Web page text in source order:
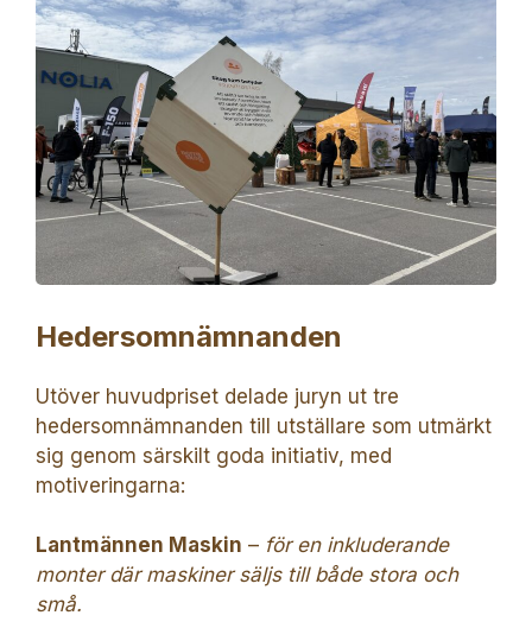
Hedersomnämnanden
Utöver huvudpriset delade juryn ut tre
hedersomnämnanden till utställare som utmärkt
sig genom särskilt goda initiativ, med
motiveringarna:
Lantmännen Maskin – för en inkluderande
monter där maskiner säljs till både stora och
små.